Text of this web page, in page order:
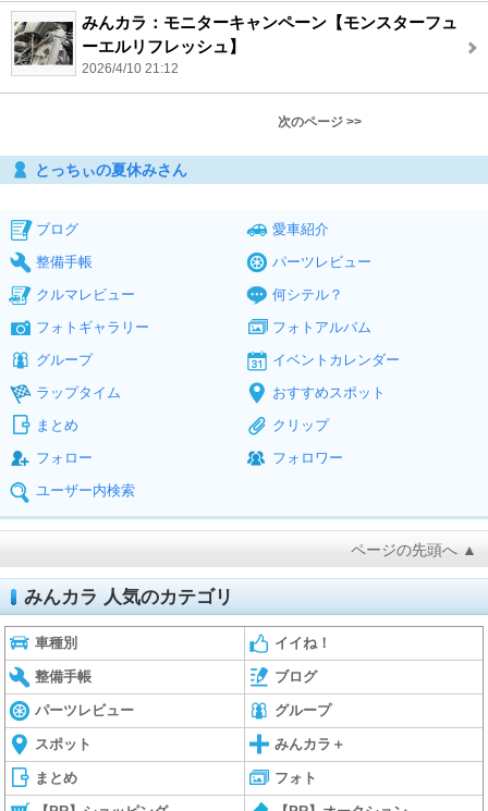
みんカラ：モニターキャンペーン【モンスターフュ
ーエルリフレッシュ】
2026/4/10 21:12
次のページ >>
とっちぃの夏休みさん
ブログ
愛車紹介
整備手帳
パーツレビュー
クルマレビュー
何シテル？
フォトギャラリー
フォトアルバム
グループ
イベントカレンダー
ラップタイム
おすすめスポット
まとめ
クリップ
フォロー
フォロワー
ユーザー内検索
ページの先頭へ ▲
みんカラ 人気のカテゴリ
車種別 イイね！
整備手帳 ブログ
パーツレビュー グループ
スポット みんカラ＋
まとめ フォト